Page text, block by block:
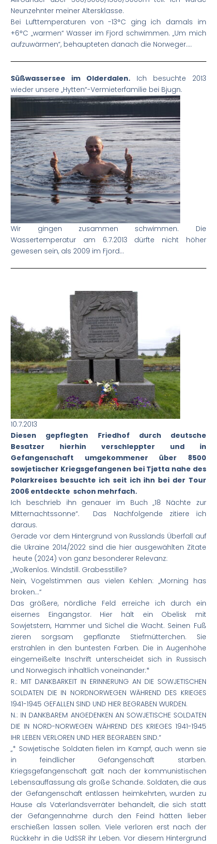
Neunzehnter meiner Altersklasse.
Bei Lufttemperaturen von -13°C ging ich damals im
+6°C „warmen“ Wasser im Fjord schwimmen. „Um mich
aufzuwärmen“, behaupteten danach die Norweger….
Süßwassersee im Olderdalen. Ich besuchte 2013
wieder unsere „Hytten“-Vermieterfamilie bei Bjugn.
Wir gingen zusammen schwimmen. Die
Wassertemperatur am 6.7.2013 dürfte nicht höher
gewesen sein, als 2009 im Fjord…
10.7.2013
Diesen gepflegten Friedhof durch deutsche
Besatzer hierhin verschleppter und in
Gefangenschaft umgekommener über 8500
sowjetischer Kriegsgefangenen bei Tjøtta nahe des
Polarkreises besuchte ich seit ich ihn bei der Tour
2006 entdeckte schon mehrfach.
Ich beschrieb ihn genauer im Buch „18 Nächte zur
Mitternachtssonne“. Das Nachfolgende zitiere ich
daraus.
Gerade vor dem Hintergrund von Russlands Überfall auf
die Ukraine 2014/2022 sind die hier ausgewählten Zitate
heute (2024) von ganz besonderer Relevanz:
„Wolkenlos. Windstill. Grabesstille?
Nein, Vogelstimmen aus vielen Kehlen: „Morning has
broken…“
Das größere, nördliche Feld erreiche ich durch ein
eisernes Eingangstor. Hier hält ein Obelisk mit
Sowjetstern, Hammer und Sichel die Wacht. Seinen Fuß
zieren sorgsam gepflanzte Stiefmütterchen. Sie
erstrahlen in den buntesten Farben. Die in Augenhöhe
eingemeißelte Inschrift unterscheidet sich in Russisch
und Norwegisch inhaltlich voneinander:*
R.: MIT DANKBARKEIT IN ERINNERUNG AN DIE SOWJETISCHEN
SOLDATEN DIE IN NORDNORWEGEN WÄHREND DES KRIEGES
1941-1945 GEFALLEN SIND UND HIER BEGRABEN WURDEN.
N.: IN DANKBAREM ANGEDENKEN AN SOWJETISCHE SOLDATEN
DIE IN NORD-NORWEGEN WÄHREND DES KRIEGES 1941-1945
IHR LEBEN VERLOREN UND HIER BEGRABEN SIND.“
„* Sowjetische Soldaten fielen im Kampf, auch wenn sie
in feindlicher Gefangenschaft starben.
Kriegsgefangenschaft galt nach der kommunistischen
Lebensauffassung als große Schande. Soldaten, die aus
der Gefangenschaft entlassen heimkehrten, wurden zu
Hause als Vaterlandsverräter behandelt, die sich statt
der Gefangennahme durch den Feind hätten lieber
erschießen lassen sollen. Viele verloren erst nach der
Rückkehr in die UdSSR ihr Leben. Vor diesem Hintergrund